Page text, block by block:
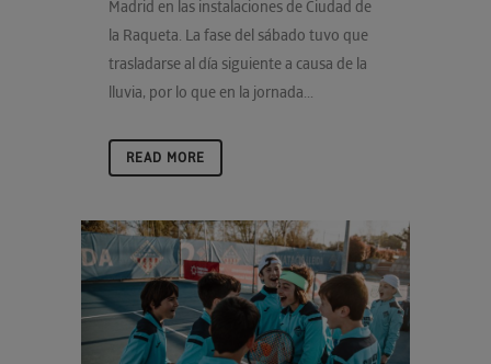
Madrid en las instalaciones de Ciudad de
la Raqueta. La fase del sábado tuvo que
trasladarse al día siguiente a causa de la
lluvia, por lo que en la jornada...
READ MORE